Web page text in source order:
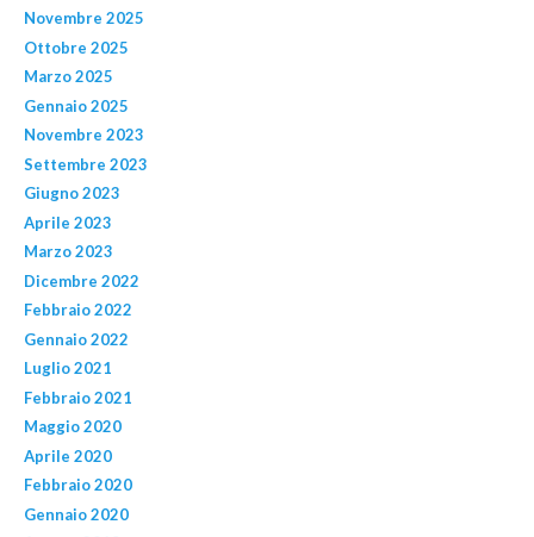
Novembre 2025
Ottobre 2025
Marzo 2025
Gennaio 2025
Novembre 2023
Settembre 2023
Giugno 2023
Aprile 2023
Marzo 2023
Dicembre 2022
Febbraio 2022
Gennaio 2022
Luglio 2021
Febbraio 2021
Maggio 2020
Aprile 2020
Febbraio 2020
Gennaio 2020